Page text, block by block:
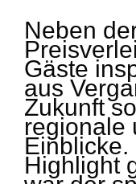
Neben
Gäste
aus
Zukunft
regionale
Highlight